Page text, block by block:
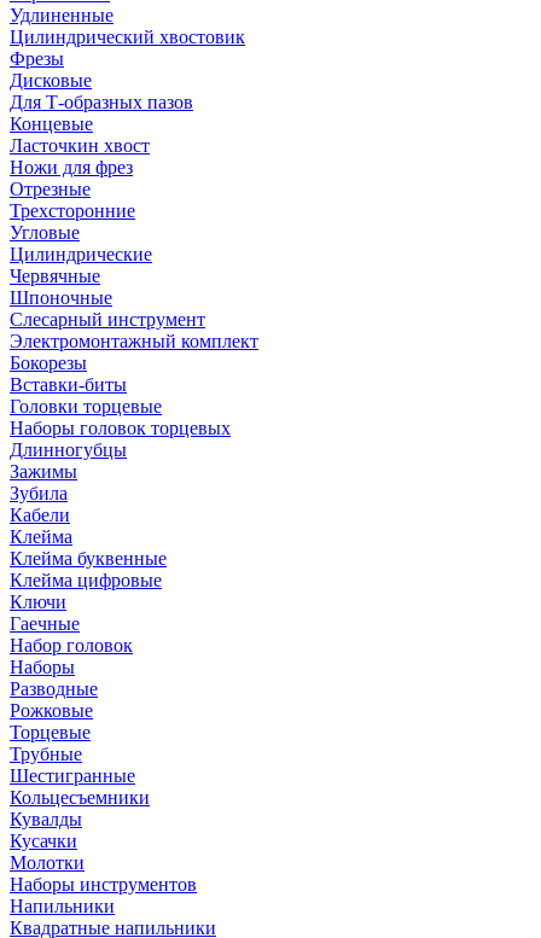
Удлиненные
Цилиндрический хвостовик
Фрезы
Дисковые
Для Т-образных пазов
Концевые
Ласточкин хвост
Ножи для фрез
Отрезные
Трехсторонние
Угловые
Цилиндрические
Червячные
Шпоночные
Слесарный инструмент
Электромонтажный комплект
Бокорезы
Вставки-биты
Головки торцевые
Наборы головок торцевых
Длинногубцы
Зажимы
Зубила
Кабели
Клейма
Клейма буквенные
Клейма цифровые
Ключи
Гаечные
Набор головок
Наборы
Разводные
Рожковые
Торцевые
Трубные
Шестигранные
Кольцесъемники
Кувалды
Кусачки
Молотки
Наборы инструментов
Напильники
Квадратные напильники